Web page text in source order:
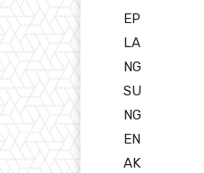
EP
LA
NG
SU
NG
EN
AK